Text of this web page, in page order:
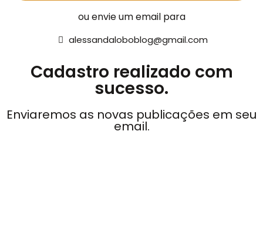
ou envie um email para
alessandaloboblog@gmail.com
Cadastro realizado com
sucesso.
Enviaremos as novas publicações em seu
email.